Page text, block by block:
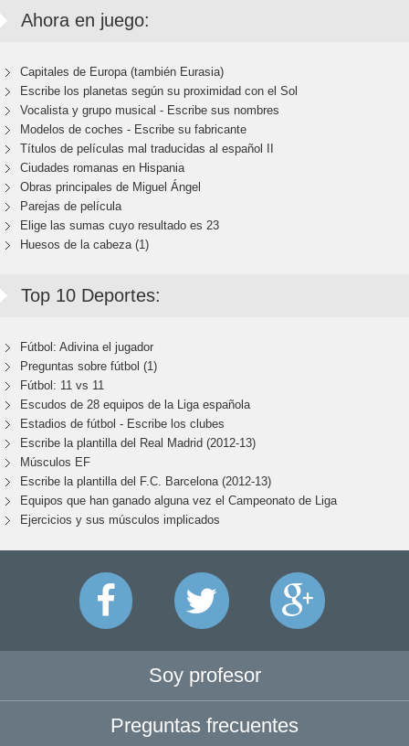
Ahora en juego:
Capitales de Europa (también Eurasia)
Escribe los planetas según su proximidad con el Sol
Vocalista y grupo musical - Escribe sus nombres
Modelos de coches - Escribe su fabricante
Títulos de películas mal traducidas al español II
Ciudades romanas en Hispania
Obras principales de Miguel Ángel
Parejas de película
Elige las sumas cuyo resultado es 23
Huesos de la cabeza (1)
Top 10 Deportes:
Fútbol: Adivina el jugador
Preguntas sobre fútbol (1)
Fútbol: 11 vs 11
Escudos de 28 equipos de la Liga española
Estadios de fútbol - Escribe los clubes
Escribe la plantilla del Real Madrid (2012-13)
Músculos EF
Escribe la plantilla del F.C. Barcelona (2012-13)
Equipos que han ganado alguna vez el Campeonato de Liga
Ejercicios y sus músculos implicados
Soy profesor
Preguntas frecuentes